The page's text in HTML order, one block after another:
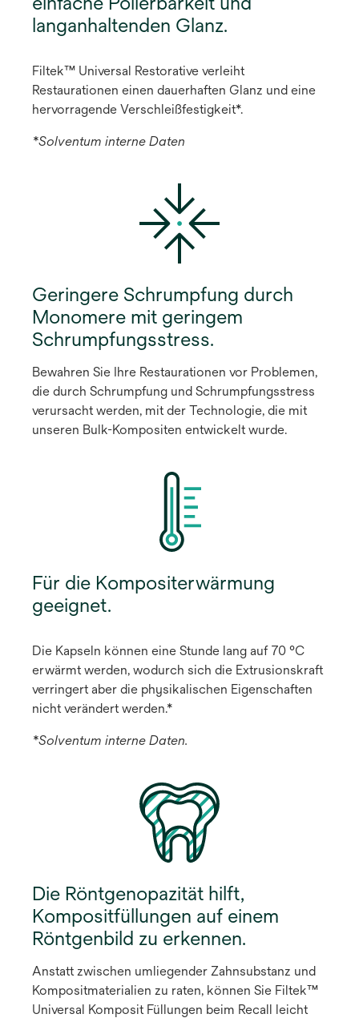
langanhaltenden Glanz.
Filtek™ Universal Restorative verleiht
Restaurationen einen dauerhaften Glanz und eine
hervorragende Verschleißfestigkeit*.
*Solventum interne Daten
Geringere Schrumpfung durch
Monomere mit geringem
Schrumpfungsstress.
Bewahren Sie Ihre Restaurationen vor Problemen,
die durch Schrumpfung und Schrumpfungsstress
verursacht werden, mit der Technologie, die mit
unseren Bulk-Kompositen entwickelt wurde.
Für die Kompositerwärmung
geeignet.
Die Kapseln können eine Stunde lang auf 70 °C
erwärmt werden, wodurch sich die Extrusionskraft
verringert aber die physikalischen Eigenschaften
nicht verändert werden.*
*Solventum interne Daten.
Die Röntgenopazität hilft,
Kompositfüllungen auf einem
Röntgenbild zu erkennen.
Anstatt zwischen umliegender Zahnsubstanz und
Kompositmaterialien zu raten, können Sie Filtek™
Universal Komposit Füllungen beim Recall leicht